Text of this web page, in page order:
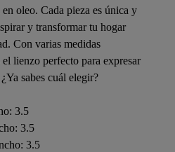
oleo. Cada pieza es única y
y transformar tu hogar
Con varias medidas
lienzo perfecto para expresar
sabes cuál elegir?
3.5
3.5
3.5